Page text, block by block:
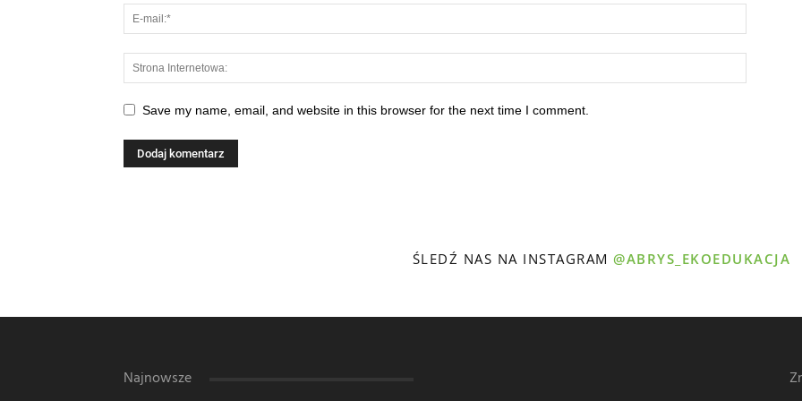
Save my name, email, and website in this browser for the next time I comment.
ŚLEDŹ NAS NA INSTAGRAM@ABRYS_EKOEDUKACJA
Najnowsze